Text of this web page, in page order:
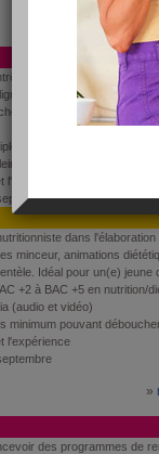
plans de repas et
conseils nutritionnels
conseil. Réponse aux
+ habitué aux outils
/ temps partiel
l'expérience
dans
minceur, animations
Idéal pour un(e) jeune
+2 à BAC +5 en nutrition/
(audio et vidéo)
minimum pouvant
l'expérience
»
des programmes de